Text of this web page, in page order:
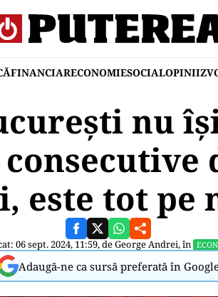
FINANCIARECONOMIESOCIALOPINII
nu
este tot pe
06 sept. 2024, 11:59, deGeorge Andrei, în
Adaugă-ne ca sursă preferată în